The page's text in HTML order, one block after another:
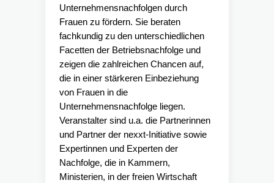
Unternehmensnachfolgen durch
Frauen zu fördern. Sie beraten
fachkundig zu den unterschiedlichen
Facetten der Betriebsnachfolge und
zeigen die zahlreichen Chancen auf,
die in einer stärkeren Einbeziehung
von Frauen in die
Unternehmensnachfolge liegen.
Veranstalter sind u.a. die Partnerinnen
und Partner der nexxt-Initiative sowie
Expertinnen und Experten der
Nachfolge, die in Kammern,
Ministerien, in der freien Wirtschaft